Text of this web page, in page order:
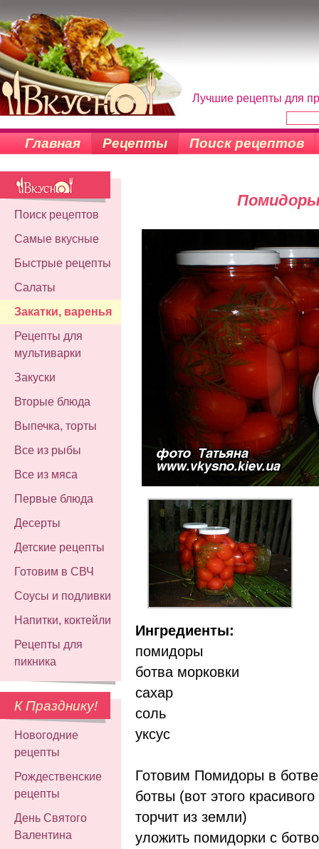
Лучшие рецепты для
Главная Рецепты Поиск рецептов
Поиск рецептов
Самые вкусные
Быстрые рецепты
Салаты
Закатки, варенья
Рецепты для
мультиварки
Закуски
Вторые блюда
Выпечка, торты
Все из рыбы
Все из мяса
Первые блюда
Десерты
Детские рецепты
Готовим в СВЧ
Соусы и подливки
Напитки, коктейли
Рецепты для
пикника
К Празднику!
Новогодние
рецепты
Рождественские
рецепты
День Святого
Валентина
Ингредиенты:
помидоры
ботва морковки
сахар
соль
уксус
Готовим Помидоры в
ботвы (вот этого
торчит из земли)
уложить помидорки с